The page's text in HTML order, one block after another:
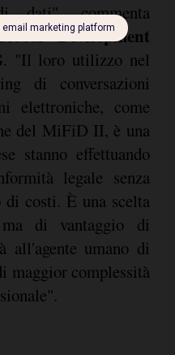
dati", commenta
Development
. "Il loro utilizzo nel
di conversazioni
elettroniche, come
del MiFiD II, è una
stanno effettuando
legale senza
costi. È una scelta
di vantaggio di
all'agente umano di
maggior complessità